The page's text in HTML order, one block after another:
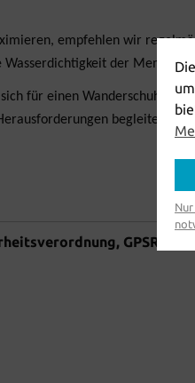
empfehlen wir
der Membran
für einen Wanderschuh,
begleitet.
GPSR)